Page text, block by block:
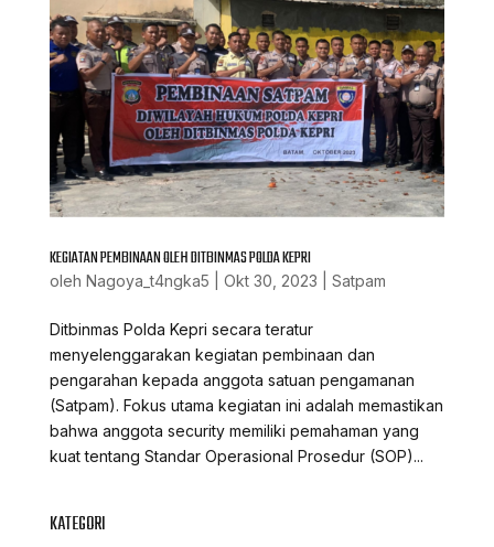
KEGIATAN PEMBINAAN OLEH DITBINMAS POLDA KEPRI
oleh Nagoya_t4ngka5 Okt 30, 2023 Satpam
Ditbinmas Polda Kepri secara teratur
menyelenggarakan kegiatan pembinaan dan
pengarahan kepada anggota satuan pengamanan
(Satpam). Fokus utama kegiatan ini adalah memastikan
bahwa anggota security memiliki pemahaman yang
kuat tentang Standar Operasional Prosedur (SOP)...
KATEGORI